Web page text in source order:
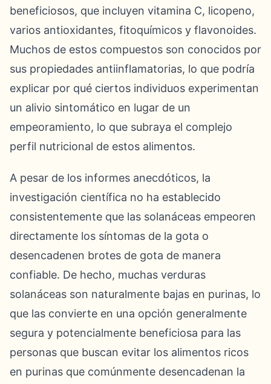
beneficiosos, que incluyen vitamina C, licopeno,
varios antioxidantes, fitoquímicos y flavonoides.
Muchos de estos compuestos son conocidos por
sus propiedades antiinflamatorias, lo que podría
explicar por qué ciertos individuos experimentan
un alivio sintomático en lugar de un
empeoramiento, lo que subraya el complejo
perfil nutricional de estos alimentos.
A pesar de los informes anecdóticos, la
investigación científica no ha establecido
consistentemente que las solanáceas empeoren
directamente los síntomas de la gota o
desencadenen brotes de gota de manera
confiable. De hecho, muchas verduras
solanáceas son naturalmente bajas en purinas, lo
que las convierte en una opción generalmente
segura y potencialmente beneficiosa para las
personas que buscan evitar los alimentos ricos
en purinas que comúnmente desencadenan la